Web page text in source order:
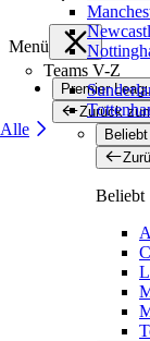
Teams V-Z
Alle
Menü
Premier
Zurück
Beliebt
Beliebt